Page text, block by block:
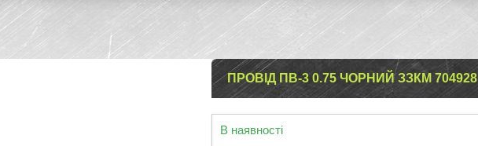
ПРОВІД ПВ-3 0.75 ЧОРНИЙ ЗЗКМ 704928
В наявності